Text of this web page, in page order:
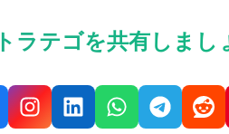
ラテゴを共有しまし